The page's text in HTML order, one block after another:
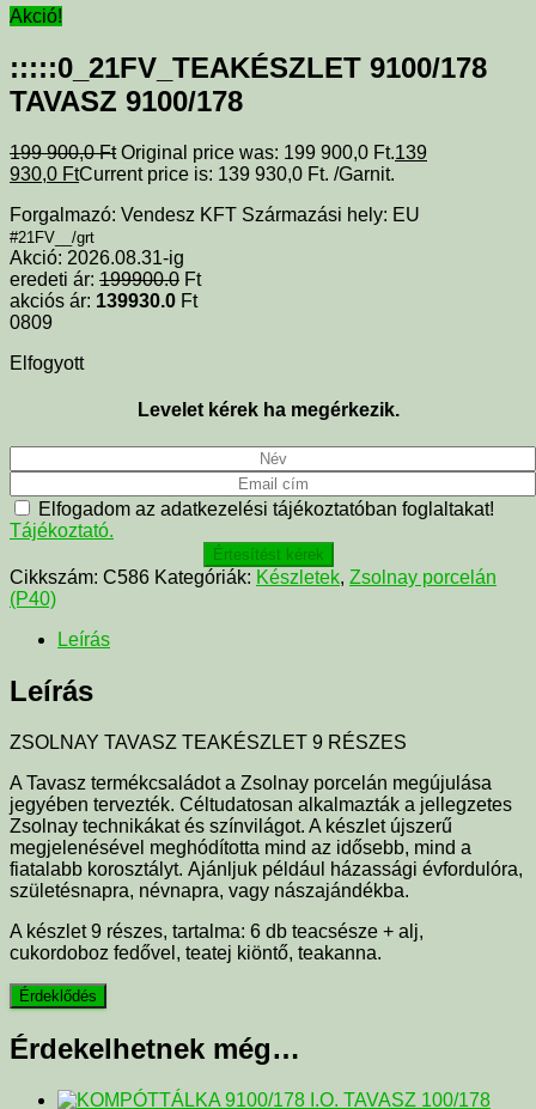
Akció!
:::::0_21FV_TEAKÉSZLET 9100/178
TAVASZ 9100/178
199 900,0Ft Original price was: 199 900,0 Ft.139
930,0 FtCurrent price is: 139 930,0 Ft. /Garnit.
Forgalmazó: Vendesz KFT Származási hely: EU
#21FV__/grt
Akció: 2026.08.31-ig
eredeti ár: 199900.0 Ft
akciós ár: 139930.0 Ft
0809
Elfogyott
Levelet kérek ha megérkezik.
Elfogadom az adatkezelési tájékoztatóban foglaltakat!
Tájékoztató.
Értesítést kérek
Cikkszám: C586 Kategóriák: Készletek, Zsolnay porcelán
(P40)
Leírás
Leírás
ZSOLNAY TAVASZ TEAKÉSZLET 9 RÉSZES
A Tavasz termékcsaládot a Zsolnay porcelán megújulása
jegyében tervezték. Céltudatosan alkalmazták a jellegzetes
Zsolnay technikákat és színvilágot. A készlet újszerű
megjelenésével meghódította mind az idősebb, mind a
fiatalabb korosztályt. Ajánljuk például házassági évfordulóra,
születésnapra, névnapra, vagy nászajándékba.
A készlet 9 részes, tartalma: 6 db teacsésze + alj,
cukordoboz fedővel, teatej kiöntő, teakanna.
Érdekelhetnek még…